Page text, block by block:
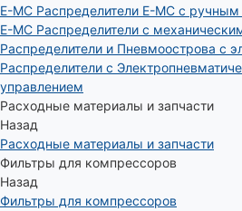
E-MC Распределители E-MC с
E-MC Распределители с
Распределители и Пневмоострова с
Распределители с
управлением
Расходные материалы и запчасти
Назад
Расходные материалы и запчасти
Фильтры для компрессоров
Назад
Фильтры для компрессоров